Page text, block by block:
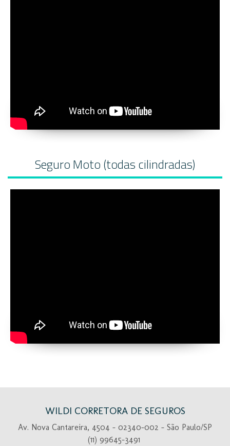
Seguro Moto (todas cilindradas)
WILDI CORRETORA DE SEGUROS
Av. Nova Cantareira, 4504 - 02340-002 - São Paulo/SP
(11) 99645-3491